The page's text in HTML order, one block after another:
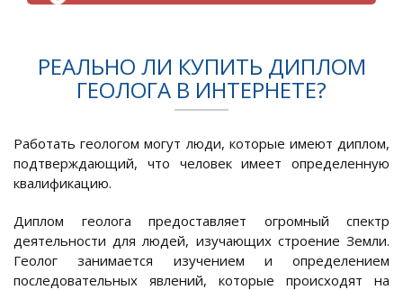
РЕАЛЬНО ЛИ КУПИТЬ ДИПЛОМ
ГЕОЛОГА В ИНТЕРНЕТЕ?
Работать геологом могут люди, которые имеют диплом,
подтверждающий, что человек имеет определенную
квалификацию.
Диплом геолога предоставляет огромный спектр
деятельности для людей, изучающих строение Земли.
Геолог занимается изучением и определением
последовательных явлений, которые происходят на